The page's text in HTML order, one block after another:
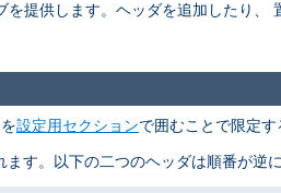
提供します。ヘッダを追加したり、
設定用セクションで囲むことで限定す
ます。以下の二つのヘッダは順番が逆